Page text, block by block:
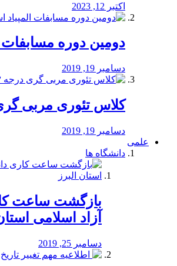
اکتبر 12, 2023
دومین دوره مسابفات
دسامبر 19, 2019
کلاس تئوری مربی گری
دسامبر 19, 2019
علمی
دانشگاه ها
بازگشت ساعت
آزاد اسلامی
دسامبر 25, 2019